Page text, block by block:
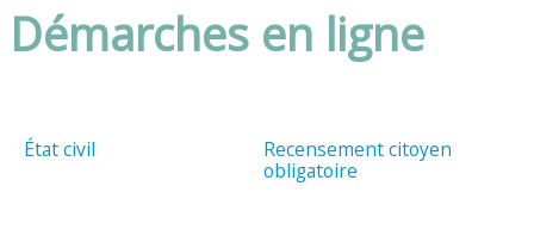
Démarches en ligne
État civil
Recensement citoyen
obligatoire